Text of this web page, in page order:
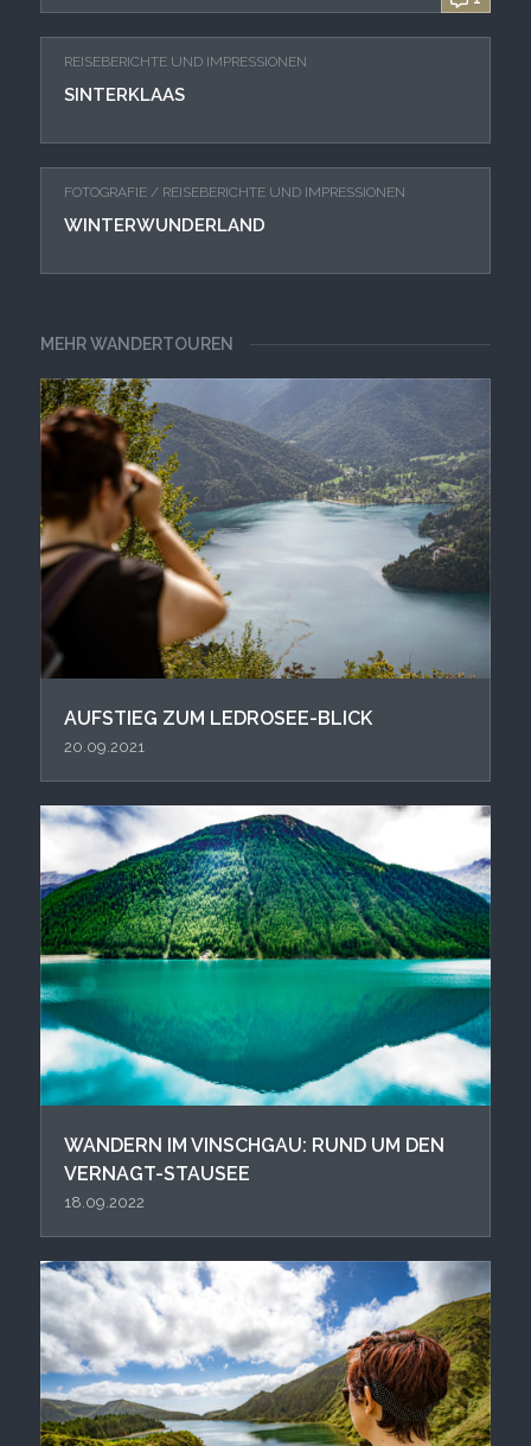
REISEBERICHTE UND IMPRESSIONEN
SINTERKLAAS
FOTOGRAFIE / REISEBERICHTE UND IMPRESSIONEN
WINTERWUNDERLAND
MEHR WANDERTOUREN
AUFSTIEG ZUM LEDROSEE-BLICK
20.09.2021
WANDERN IM VINSCHGAU: RUND UM DEN
VERNAGT-STAUSEE
18.09.2022